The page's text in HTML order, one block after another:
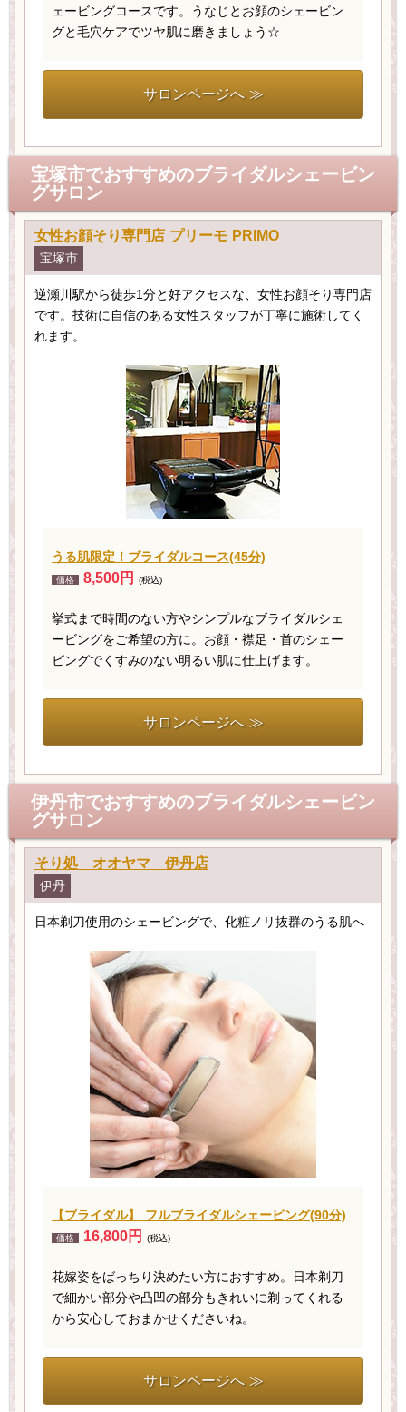
ェービングコースです。うなじとお顔のシェービン
グと毛穴ケアでツヤ肌に磨きましょう☆
サロンページへ ≫
宝塚市でおすすめのブライダルシェービン
グサロン
女性お顔そり専門店 プリーモ PRIMO
宝塚市
逆瀬川駅から徒歩1分と好アクセスな、女性お顔そり専門店
です。技術に自信のある女性スタッフが丁寧に施術してく
れます。
うる肌限定！ブライダルコース(45分)
価格 8,500円 (税込)
挙式まで時間のない方やシンプルなブライダルシェ
ービングをご希望の方に。お顔・襟足・首のシェー
ビングでくすみのない明るい肌に仕上げます。
サロンページへ ≫
伊丹市でおすすめのブライダルシェービン
グサロン
そり処 オオヤマ 伊丹店
伊丹
日本剃刀使用のシェービングで、化粧ノリ抜群のうる肌へ
【ブライダル】 フルブライダルシェービング(90分)
価格 16,800円 (税込)
花嫁姿をばっちり決めたい方におすすめ。日本剃刀
で細かい部分や凸凹の部分もきれいに剃ってくれる
から安心しておまかせくださいね。
サロンページへ ≫